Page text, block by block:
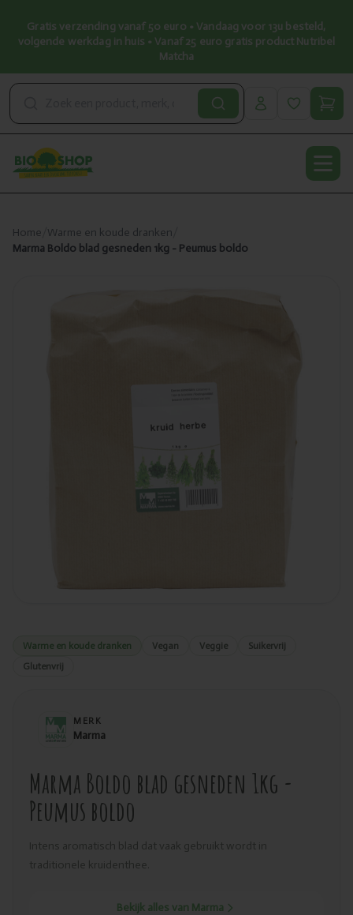
Gratis verzending vanaf 50 euro • Vandaag voor 13u besteld,
volgende werkdag in huis • Vanaf 25 euro gratis product Nutribel
Matcha
Home Warme en koude dranken
Marma Boldo blad gesneden 1kg - Peumus boldo
Warme en koude dranken Vegan Veggie
Suikervrij
Glutenvrij
MERK
Marma
Marma Boldo blad gesneden 1kg -
Peumus boldo
Intens aromatisch blad dat vaak gebruikt wordt in
traditionele kruidenthee.
Bekijk alles van Marma